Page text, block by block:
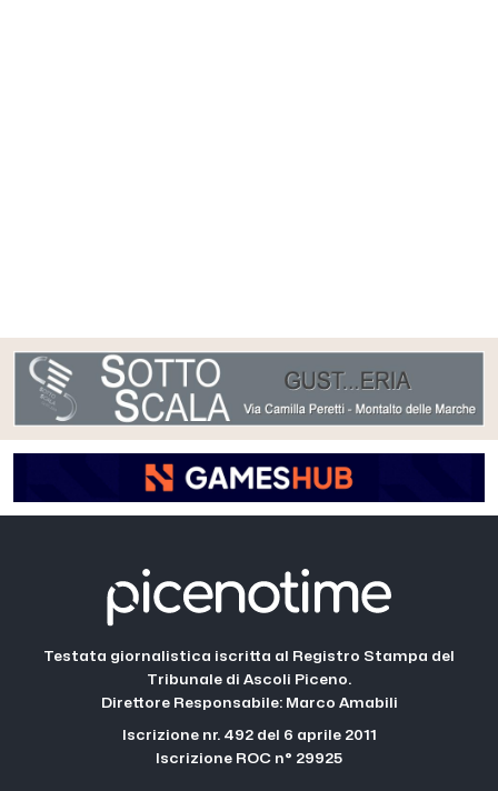
Testata giornalistica iscritta al Registro Stampa del
Tribunale di Ascoli Piceno.
Direttore Responsabile: Marco Amabili
Iscrizione nr. 492 del 6 aprile 2011
Iscrizione ROC n° 29925